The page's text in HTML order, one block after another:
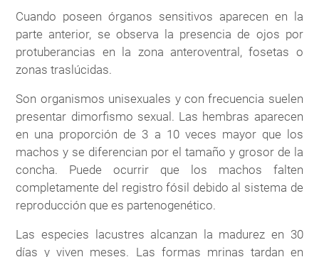
Cuando poseen órganos sensitivos aparecen en la
parte anterior, se observa la presencia de ojos por
protuberancias en la zona anteroventral, fosetas o
zonas traslúcidas.
Son organismos unisexuales y con frecuencia suelen
presentar dimorfismo sexual. Las hembras aparecen
en una proporción de 3 a 10 veces mayor que los
machos y se diferencian por el tamaño y grosor de la
concha. Puede ocurrir que los machos falten
completamente del registro fósil debido al sistema de
reproducción que es partenogenético.
Las especies lacustres alcanzan la madurez en 30
días y viven meses. Las formas mrinas tardan en